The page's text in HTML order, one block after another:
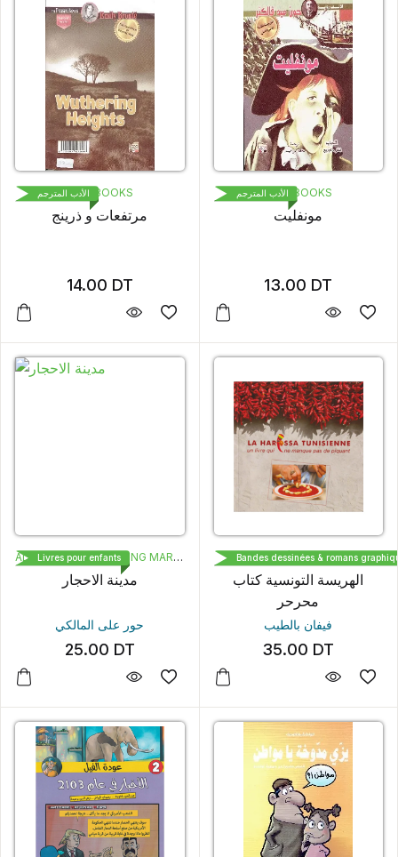
1000 BOOKS
مرتفعات و ذرينج
14.00 DT
الأدب المترجم 1000 BOOKS
مونفليت
13.00 DT
الأدب المترجم
ALBASHAAR PUBLISHING MARKETING
مدينة الاحجار
حور على المالكي
25.00 DT
Livres pour enfants ALIF ÉDITIONS
الهريسة التونسية كتاب
محرحر
فيفان بالطيب
35.00 DT
Bandes dessinées & romans